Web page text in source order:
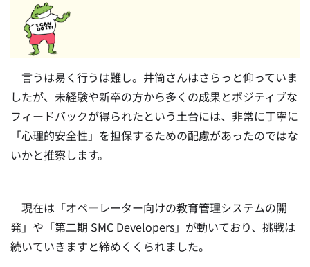
言うは易く行うは難し。井筒さんはさらっと仰っていま
したが、未経験や新卒の方から多くの成果とポジティブな
フィードバックが得られたという土台には、非常に丁寧に
「心理的安全性」を担保するための配慮があったのではな
いかと推察します。
現在は「オペ―レーター向けの教育管理システムの開
発」や「第二期 SMC Developers」が動いており、挑戦は
続いていきますと締めくくられました。